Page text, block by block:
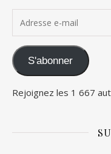
S'abonner
Rejoignez les 1 667